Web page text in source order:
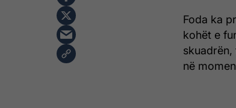
Foda ka
kohët e
skuadrën,
në